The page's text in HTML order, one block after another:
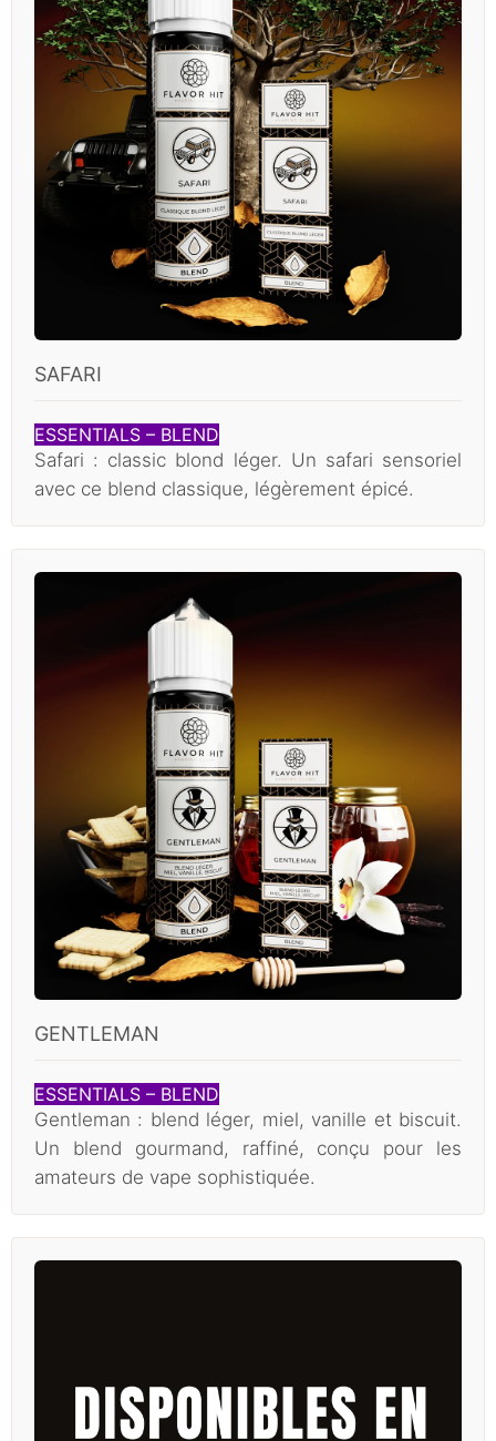
SAFARI
ESSENTIALS – BLEND
Safari : classic blond léger. Un safari sensoriel
avec ce blend classique, légèrement épicé.
GENTLEMAN
ESSENTIALS – BLEND
Gentleman : blend léger, miel, vanille et biscuit.
Un blend gourmand, raffiné, conçu pour les
amateurs de vape sophistiquée.